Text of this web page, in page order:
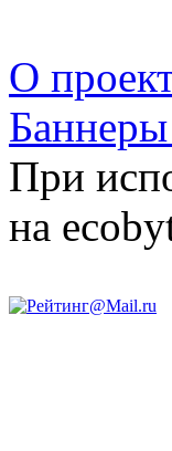
О
Баннеры
При
на